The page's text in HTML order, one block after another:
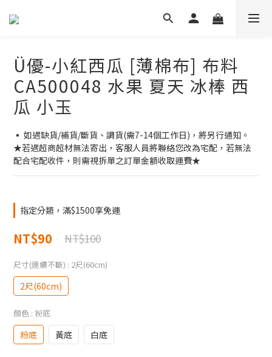
Ü優-小紅西瓜 [薄棉布] 布料
CA500048 水果 夏天 冰棒 西
瓜 小玉
▪ 如遇缺貨/補貨/斷貨、調貨(需7-14個工作日)，將另行通知。
★若遇超商超材無法寄出，客服人員將聯絡您改為宅配，若無法
配合宅配收件，則需視拆單之訂單金額收取運費★
指定分類，滿$1500享免運
NT$90 NT$100
尺寸(連續不斷) : 2尺(60cm)
2尺(60cm)
顏色 : 粉底
粉底 黃底 白底